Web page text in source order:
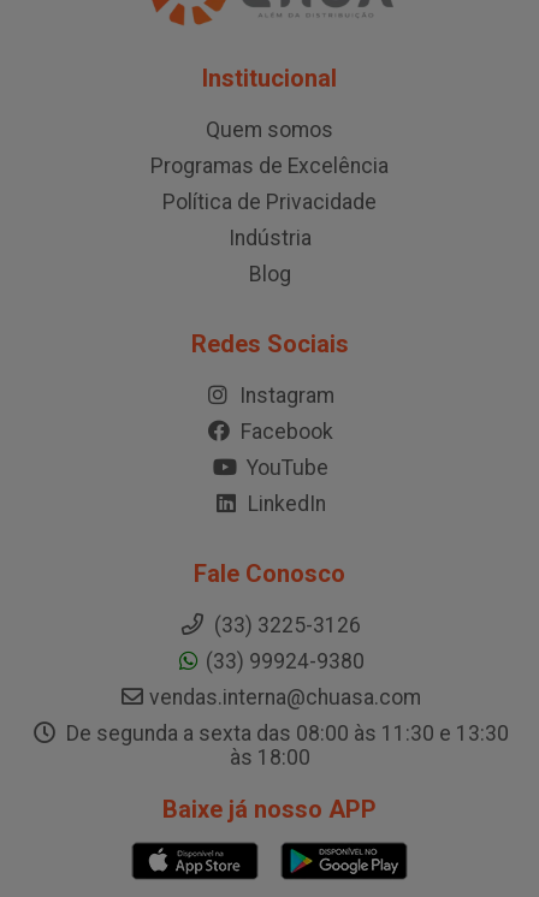
Institucional
Quem somos
Programas de Excelência
Política de Privacidade
Indústria
Blog
Redes Sociais
Instagram
Facebook
YouTube
LinkedIn
Fale Conosco
(33) 3225-3126
(33) 99924-9380
vendas.interna@chuasa.com
De segunda a sexta das 08:00 às 11:30 e 13:30
às 18:00
Baixe já nosso APP